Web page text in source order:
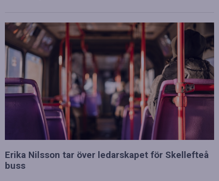
Erika Nilsson tar över ledarskapet för Skellefteå
buss